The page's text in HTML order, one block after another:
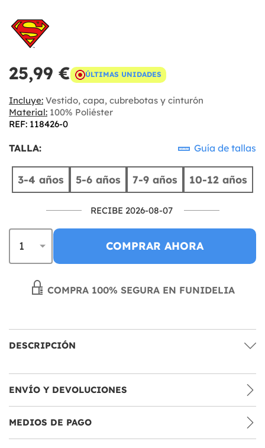
25,99 € ÚLTIMAS UNIDADES
Incluye: Vestido, capa, cubrebotas y cinturón
Material: 100% Poliéster
REF: 118426-0
TALLA: Guía de tallas
3-4 años 5-6 años 7-9 años 10-12 años
RECIBE 2026-08-07
COMPRAR AHORA
COMPRA 100% SEGURA EN FUNIDELIA
DESCRIPCIÓN
ENVÍO Y DEVOLUCIONES
MEDIOS DE PAGO